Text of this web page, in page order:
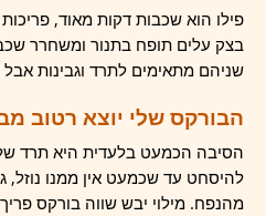
פילו הוא שכבות דקות מאוד, פריכות
בצק עלים תופח בתנור ומשחרר
שניהם מתאימים לתרד וגבינות אבל
הבורקס שלי יוצא רטוב
הסיבה הכמעט בלעדית היא תרד
להיסחט עד שכמעט אין ממנו נוזל,
מהנפח. מילוי יבש שווה בורקס